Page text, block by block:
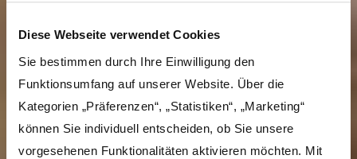
Diese Webseite verwendet Cookies
Sie bestimmen durch Ihre Einwilligung den
Funktionsumfang auf unserer Website. Über die
Kategorien „Präferenzen“, „Statistiken“, „Marketing“
können Sie individuell entscheiden, ob Sie unsere
vorgesehenen Funktionalitäten aktivieren möchten. Mit